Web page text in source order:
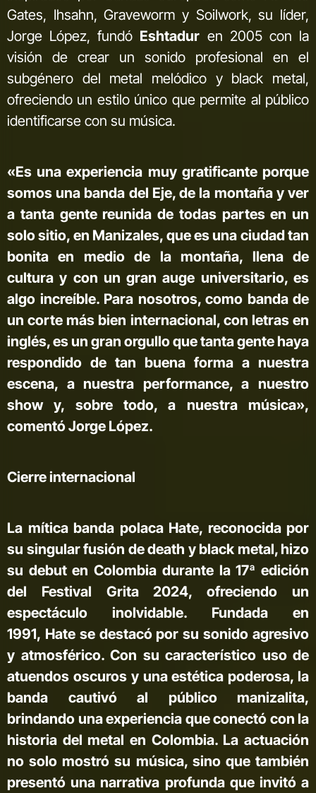
Gates, Ihsahn, Graveworm y Soilwork, su líder,
Jorge López, fundó Eshtadur en 2005 con la
visión de crear un sonido profesional en el
subgénero del metal melódico y black metal,
ofreciendo un estilo único que permite al público
identificarse con su música.
«Es una experiencia muy gratificante porque
somos una banda del Eje, de la montaña y ver
a tanta gente reunida de todas partes en un
solo sitio, en Manizales, que es una ciudad tan
bonita en medio de la montaña, llena de
cultura y con un gran auge universitario, es
algo increíble. Para nosotros, como banda de
un corte más bien internacional, con letras en
inglés, es un gran orgullo que tanta gente haya
respondido de tan buena forma a nuestra
escena, a nuestra performance, a nuestro
show y, sobre todo, a nuestra música»,
comentó Jorge López.
Cierre internacional
La mítica banda polaca Hate, reconocida por
su singular fusión de death y black metal, hizo
su debut en Colombia durante la 17ª edición
del Festival Grita 2024, ofreciendo un
espectáculo inolvidable. Fundada en
1991, Hate se destacó por su sonido agresivo
y atmosférico. Con su característico uso de
atuendos oscuros y una estética poderosa, la
banda cautivó al público manizalita,
brindando una experiencia que conectó con la
historia del metal en Colombia. La actuación
no solo mostró su música, sino que también
presentó una narrativa profunda que invitó a